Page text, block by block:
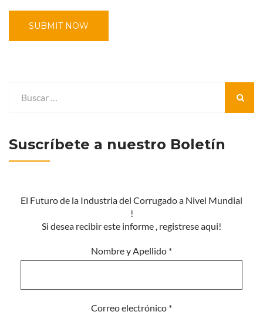
Suscríbete a nuestro Boletín
El Futuro de la Industria del Corrugado a Nivel Mundial
!
Si desea recibir este informe , registrese aqui!
Nombre y Apellido *
Correo electrónico *